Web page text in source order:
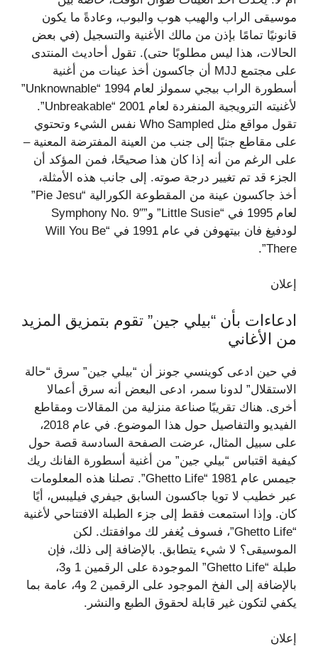
موسيقى الراب والهيب هوب والبوب، وعادةً ما يكون
قانونيًا تمامًا بإذن من مالك الأغنية والتسجيل (في بعض
الحالات، هذا ليس مطلوبًا حتى). تقول أحاديث المنتدى
على مجتمع MJJ أن جاكسون أخذ عينات من أغنية
أسطورة الراب بيجي سمولز لعام 1994 “Unknownable”
لأغنيته الترويجية المنفردة لعام 2001 “Unbreakable”.
تقول مواقع مثل Who Sampled نفس الشيء وتحتوي
على مقاطع جنبًا إلى جنب من العينة المفترضة المعنية –
على الرغم من أنه إذا كان هذا صحيحًا، فمن المؤكد أن
الجزء قد تم تغيير درجة صوته. إلى جانب هذه الأمثلة،
أخذ جاكسون عينة من المقطوعة الكورالية “Pie Jesu”
لعام 1995 في “Little Susie” و”Symphony No. 9″
لودفيغ فان بيتهوفن في عام 1991 في “Will You Be
There”.
إعلان
ادعاءات بأن “بيلي جين” تقوم بتمزيق المزيد
من الأغاني
في حين ادعى كوينسي جونز أن “بيلي جين” سرق “حالة
الاستقلال” لدونا سمر، ادعى البعض أنه سرق أعمالا
أخرى. هناك تقريبًا صناعة منزلية من المقالات ومقاطع
الفيديو والتفاصيل حول هذا الموضوع. في عام 2018،
على سبيل المثال، عرضت الصفحة السادسة قصة حول
كيفية اقتباس “بيلي جين” من أغنية أسطورة الفانك ريك
جيمس عام 1981 “Ghetto Life”. تصلنا هذه المعلومات
عبر خطيب لا تويا جاكسون السابق جيفري فيليبس، أيًا
كان. وإذا استمعت فقط إلى جزء الطبلة الافتتاحي لأغنية
“Ghetto Life”، فسوف يُغفر لك موافقتك. لكن
الموسيقى؟ لا شيء يتطابق. بالإضافة إلى ذلك، فإن
طبلة “Ghetto Life” الموجودة على الرقمين 1 و3،
بالإضافة إلى الفخ الموجود على الرقمين 2 و4، عامة بما
يكفي لتكون غير قابلة لحقوق الطبع والنشر.
إعلان